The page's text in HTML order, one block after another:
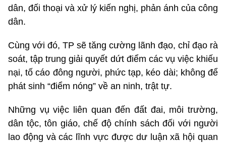
dân, đối thoại và xử lý kiến nghị, phản ánh của công
dân.
Cùng với đó, TP sẽ tăng cường lãnh đạo, chỉ đạo rà
soát, tập trung giải quyết dứt điểm các vụ việc khiếu
nại, tố cáo đông người, phức tạp, kéo dài; không để
phát sinh “điểm nóng” về an ninh, trật tự.
Những vụ việc liên quan đến đất đai, môi trường,
dân tộc, tôn giáo, chế độ chính sách đối với người
lao động và các lĩnh vực được dư luận xã hội quan